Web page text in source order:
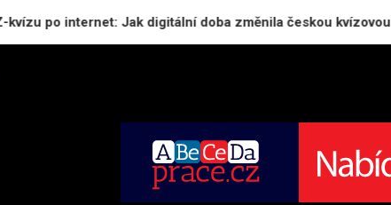
internet: Jak digitální doba změnila českou kvízovou kulturu